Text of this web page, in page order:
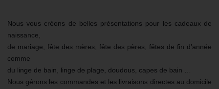
Nous vous créons de belles présentations pour les cadeaux de
naissance,
de mariage, fête des mères, fête des pères, fêtes de fin d’année
comme
du linge de bain, linge de plage, doudous, capes de bain …
Nous gérons les commandes et les livraisons directes au domicile